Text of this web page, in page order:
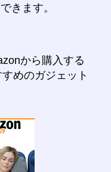
きます。
から購入する
めのガジェット